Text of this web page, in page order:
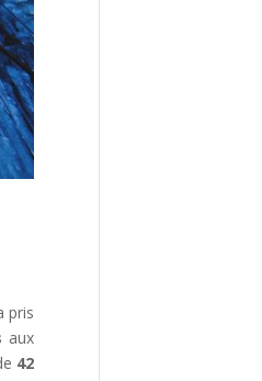
pris
aux
42